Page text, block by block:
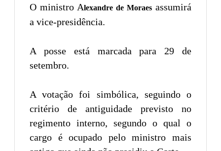
O ministro Alexandre de Moraes assumirá
a vice-presidência.
A posse está marcada para 29 de
setembro.
A votação foi simbólica, seguindo o
critério de antiguidade previsto no
regimento interno, segundo o qual o
cargo é ocupado pelo ministro mais